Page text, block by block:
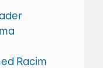
Racim